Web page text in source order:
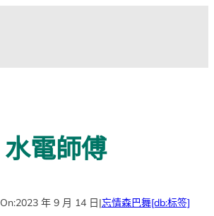
水電師傅
On:2023 年 9 月 14 日|忘情森巴舞[db:标签]